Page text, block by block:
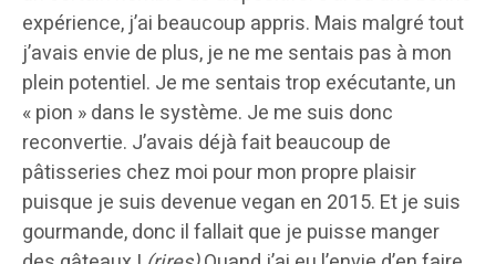
expérience, j’ai beaucoup appris. Mais malgré tout
j’avais envie de plus, je ne me sentais pas à mon
plein potentiel. Je me sentais trop exécutante, un
« pion » dans le système. Je me suis donc
reconvertie. J’avais déjà fait beaucoup de
pâtisseries chez moi pour mon propre plaisir
puisque je suis devenue vegan en 2015. Et je suis
gourmande, donc il fallait que je puisse manger